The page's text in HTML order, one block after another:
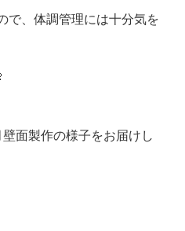
で、体調管理には十分気を
面製作の様子をお届けし